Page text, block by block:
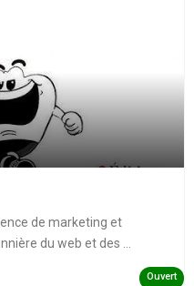
de marketing et
du web et des ...
Ouvert